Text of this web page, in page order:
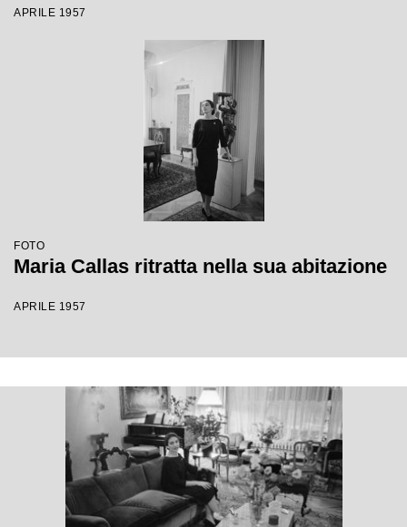
APRILE 1957
FOTO
Maria Callas ritratta nella sua abitazione
APRILE 1957